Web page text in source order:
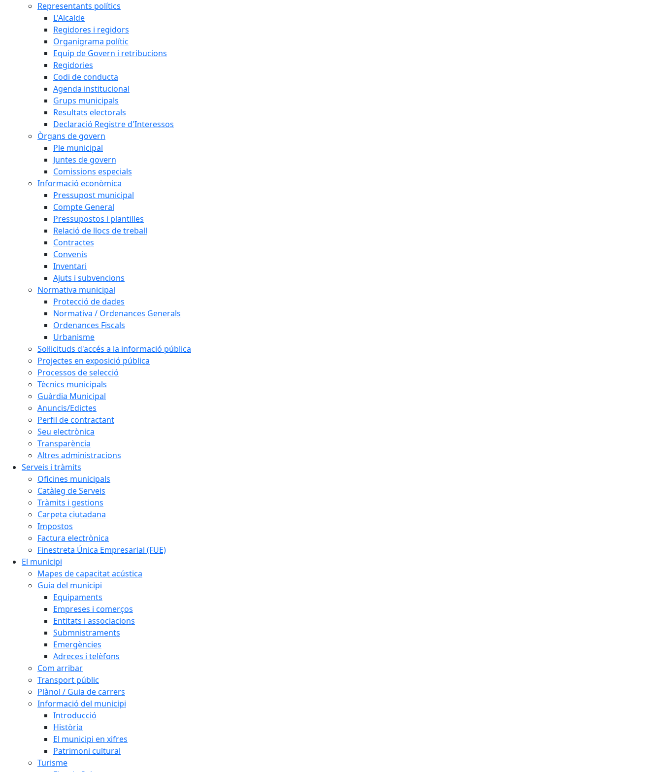
Representants polítics
L'Alcalde
Regidores i regidors
Organigrama polític
Equip de Govern i retribucions
Regidories
Codi de conducta
Agenda institucional
Grups municipals
Resultats electorals
Declaració Registre d'Interessos
Òrgans de govern
Ple municipal
Juntes de govern
Comissions especials
Informació econòmica
Pressupost municipal
Compte General
Pressupostos i plantilles
Relació de llocs de treball
Contractes
Convenis
Inventari
Ajuts i subvencions
Normativa municipal
Protecció de dades
Normativa / Ordenances Generals
Ordenances Fiscals
Urbanisme
Sol·licituds d'accés a la informació pública
Projectes en exposició pública
Processos de selecció
Tècnics municipals
Guàrdia Municipal
Anuncis/Edictes
Perfil de contractant
Seu electrònica
Transparència
Altres administracions
Serveis i tràmits
Oficines municipals
Catàleg de Serveis
Tràmits i gestions
Carpeta ciutadana
Impostos
Factura electrònica
Finestreta Única Empresarial (FUE)
El municipi
Mapes de capacitat acústica
Guia del municipi
Equipaments
Empreses i comerços
Entitats i associacions
Submnistraments
Emergències
Adreces i telèfons
Com arribar
Transport públic
Plànol / Guia de carrers
Informació del municipi
Introducció
Història
El municipi en xifres
Patrimoni cultural
Turisme